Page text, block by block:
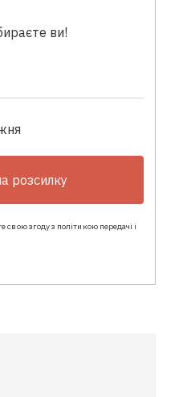
ви!
розсилку
згоду з політикою передачі і